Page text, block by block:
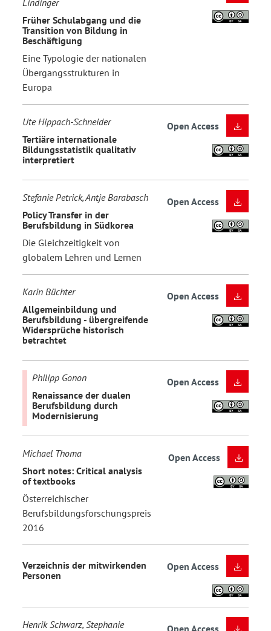
Lindinger
Früher Schulabgang und die
Transition von Bildung in
Beschäftigung
Eine Typologie der nationalen
Übergangsstrukturen in
Europa
Ute Hippach-Schneider
Tertiäre internationale
Bildungsstatistik qualitativ
interpretiert
Open Access
Stefanie Petrick, Antje Barabasch
Policy Transfer in der
Berufsbildung in Südkorea
Die Gleichzeitigkeit von
globalem Lehren und Lernen
Open Access
Karin Büchter
Allgemeinbildung und
Berufsbildung - übergreifende
Widersprüche historisch
betrachtet
Open Access
Philipp Gonon
Renaissance der dualen
Berufsbildung durch
Modernisierung
Open Access
Michael Thoma
Short notes: Critical analysis
of textbooks
Österreichischer
Berufsbildungsforschungspreis
2016
Open Access
Verzeichnis der mitwirkenden
Personen
Open Access
Henrik Schwarz, Stephanie